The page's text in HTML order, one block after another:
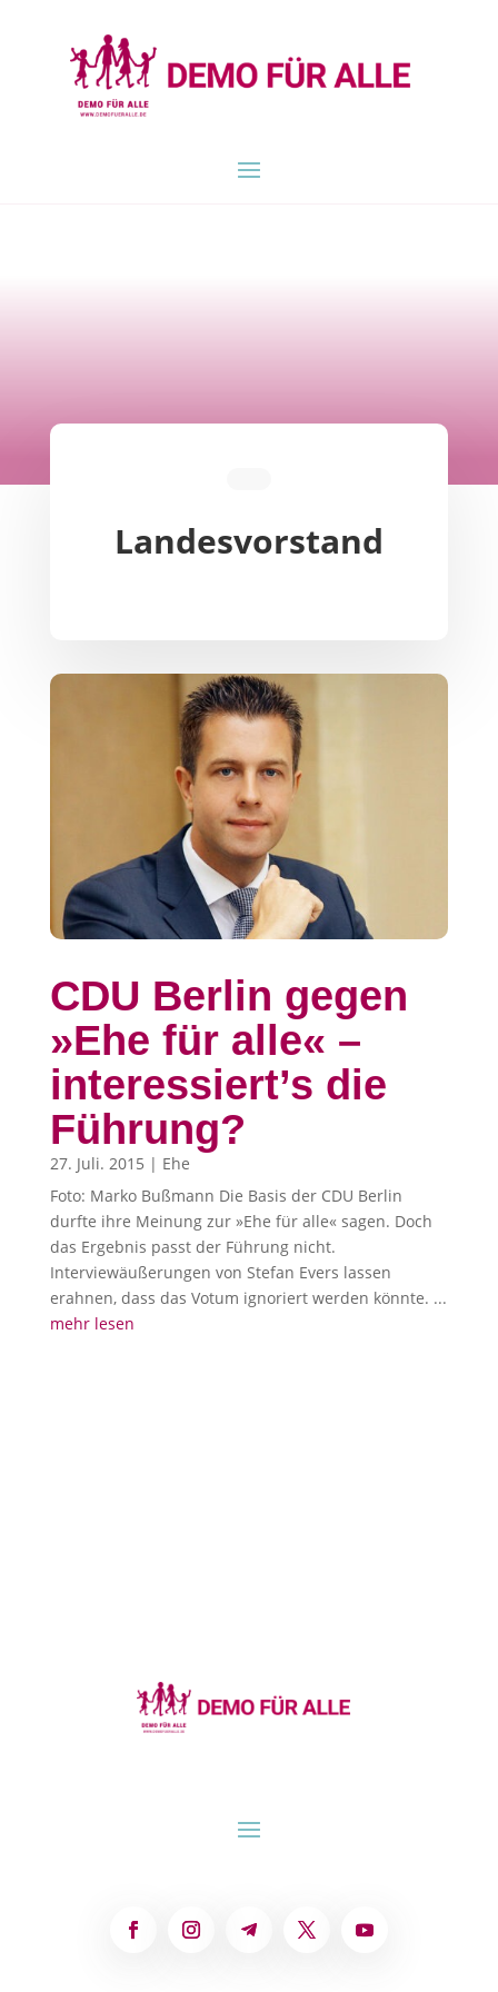
Landesvorstand
CDU Berlin gegen
»Ehe für alle« –
interessiert’s die
Führung?
27. Juli. 2015 | Ehe
Foto: Marko Bußmann Die Basis der CDU Berlin
durfte ihre Meinung zur »Ehe für alle« sagen. Doch
das Ergebnis passt der Führung nicht.
Interviewäußerungen von Stefan Evers lassen
erahnen, dass das Votum ignoriert werden könnte. ...
mehr lesen